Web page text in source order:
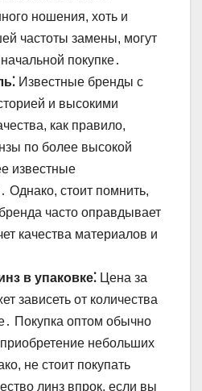
ношения, хоть и
частоты замены, могут
покупке․
Известные бренды с
и высокими
как правило,
по более высокой
известные
Однако, стоит помнить,
часто оправдывает
качества материалов и
в упаковке⁚ Цена за
зависеть от количества
Покупка оптом обычно
небольших
не стоит покупать
линз впрок, если вы